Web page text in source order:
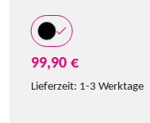
99,90 €
Lieferzeit: 1-3 Werktage